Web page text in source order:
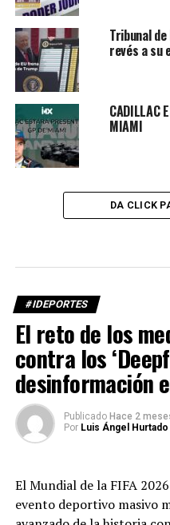
Tribunal
revés a su
CADILLAC
MIAMI
DA CLICK
#IDEPORTES
El reto de los
contra los
desinformación
Publicado Hace 2
Por Luis Ángel
El Mundial de la FIFA
evento deportivo masivo